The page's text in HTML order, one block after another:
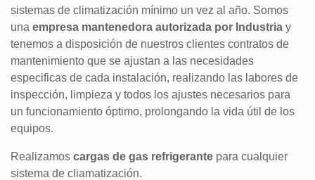
sistemas de climatización mínimo un vez al año. Somos
una empresa mantenedora autorizada por Industria y
tenemos a disposición de nuestros clientes contratos de
mantenimiento que se ajustan a las necesidades
especificas de cada instalación, realizando las labores de
inspección, limpieza y todos los ajustes necesarios para
un funcionamiento óptimo, prolongando la vida útil de los
equipos.
Realizamos cargas de gas refrigerante para cualquier
sistema de cliamatización.